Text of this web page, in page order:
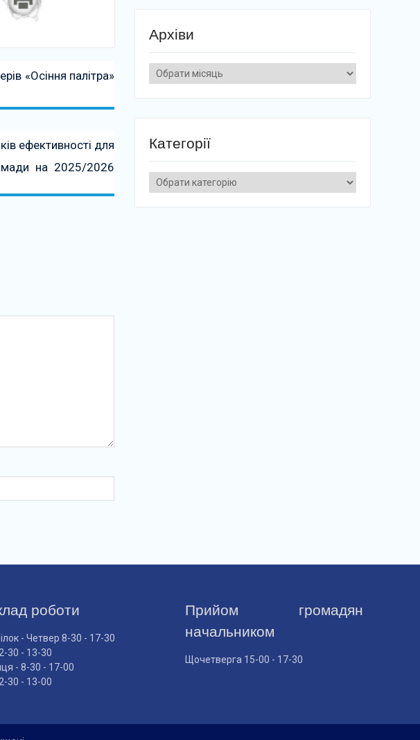
«Осіння палітра»
ефективності для
на 2025/2026
Архіви
Архіви
Категорії
Категорії
роботи
- Четвер 8-30 - 17-30
30 - 13-30
- 8-30 - 17-00
30 - 13-00
Прийом громадян
начальником
Щочетверга 15-00 - 17-30